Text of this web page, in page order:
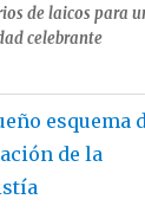
de laicos para
celebrante